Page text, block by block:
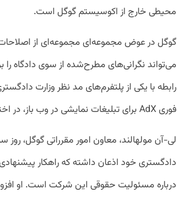
محیطی خارج از اکوسیستم گوگل است.
گوگل در عوض مجموعه‌ای مجموعه‌ای از اصلاحات
می‌تواند نگرانی‌های مطرح‌شده از سوی دادگاه را
رابطه با یکی از پلتفرم‌های مد نظر وزارت
فوری AdX برای تبلیغات نمایشی در وب باز، در اختیار تمامی سرورهای تبلیغاتی رقیب قرار گیرد.
لی-آن مولهالند، معاون امور مقرراتی گوگل، روز
دادگستری خود اذعان داشته که راهکار
درباره مسئولیت حقوقی این شرکت است. او